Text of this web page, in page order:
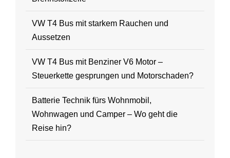
VW T4 Bus mit starkem Rauchen und
Aussetzen
VW T4 Bus mit Benziner V6 Motor –
Steuerkette gesprungen und Motorschaden?
Batterie Technik fürs Wohnmobil,
Wohnwagen und Camper – Wo geht die
Reise hin?